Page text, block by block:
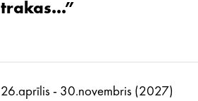
trakas...”
26.aprīlis - 30.novembris (2027)